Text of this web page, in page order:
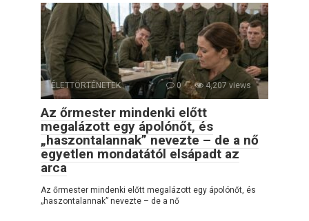
ÉLETTÖRTÉNETEK 0 4,207 views
Az őrmester mindenki előtt
megalázott egy ápolónőt, és
„haszontalannak” nevezte – de a nő
egyetlen mondatától elsápadt az
arca
Az őrmester mindenki előtt megalázott egy ápolónőt, és
„haszontalannak” nevezte – de a nő